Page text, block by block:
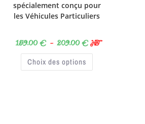
spécialement conçu pour
les Véhicules Particuliers
159.00€ – 209.00€ HT
Choix des options